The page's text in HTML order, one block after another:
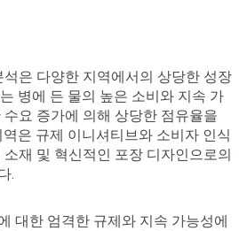
은 다양한 지역에서의 상당한 성장
병에 든 물의 높은 소비와 지속 가
요 증가에 의해 상당한 점유율을
은 규제 이니셔티브와 소비자 인식
재 및 혁신적인 포장 디자인으로의
.
대한 엄격한 규제와 지속 가능성에